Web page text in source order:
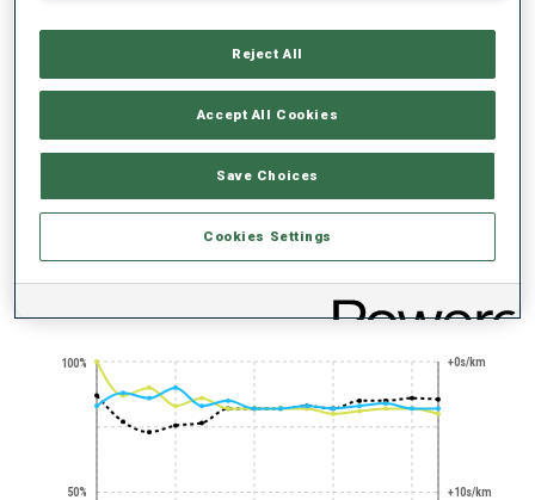
CHAMP
TENDANCE DES PERFORMANCES
50%
100% +0s/km
+10s/km
Reject All
Accept All Cookies
Save Choices
Cookies Settings